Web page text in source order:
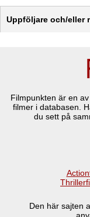
Uppföljare och/eller
Filmpunkten är en
filmer i databasen.
du sett på
Den här sajten